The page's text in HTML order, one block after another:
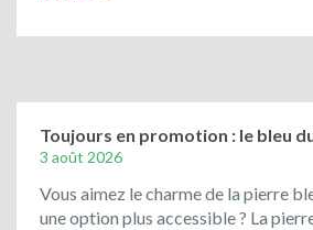
Solnhofen,
de
Bavière
Toujours en promotion : le bleu
3 août 2026
Vous aimez le charme de la pierre
une option plus accessible ? La